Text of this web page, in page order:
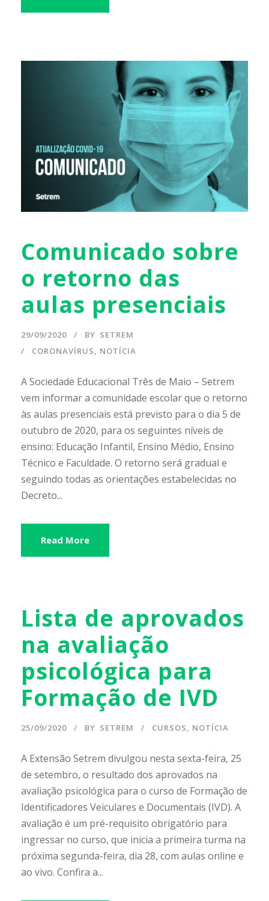
Comunicado sobre
o retorno das
aulas presenciais
29/09/2020 BY SETREM
CORONAVÍRUS, NOTÍCIA
A Sociedade Educacional Três de Maio – Setrem
vem informar a comunidade escolar que o retorno
às aulas presenciais está previsto para o dia 5 de
outubro de 2020, para os seguintes níveis de
ensino: Educação Infantil, Ensino Médio, Ensino
Técnico e Faculdade. O retorno será gradual e
seguindo todas as orientações estabelecidas no
Decreto...
Read More
Lista de aprovados
na avaliação
psicológica para
Formação de IVD
25/09/2020 BY SETREM CURSOS, NOTÍCIA
A Extensão Setrem divulgou nesta sexta-feira, 25
de setembro, o resultado dos aprovados na
avaliação psicológica para o curso de Formação de
Identificadores Veiculares e Documentais (IVD). A
avaliação é um pré-requisito obrigatório para
ingressar no curso, que inicia a primeira turma na
próxima segunda-feira, dia 28, com aulas online e
ao vivo. Confira a...